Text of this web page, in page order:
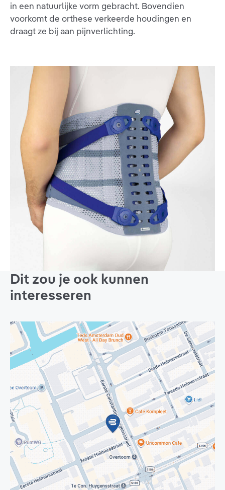
in een natuurlijke vorm gebracht. Bovendien
voorkomt de orthese verkeerde houdingen en
draagt ze bij aan pijnverlichting.
Dit zou je ook kunnen
interesseren